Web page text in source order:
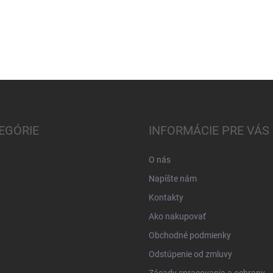
INFORMÁCIE PRE VÁS
O nás
Napíšte nám
Kontakty
Ako nakupovať
Obchodné podmienky
Odstúpenie od zmluvy